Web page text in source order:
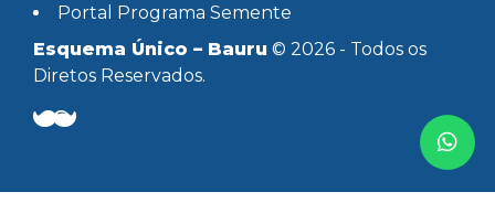
Portal Programa Semente
Esquema Único – Bauru © 2026 - Todos os
Diretos Reservados.